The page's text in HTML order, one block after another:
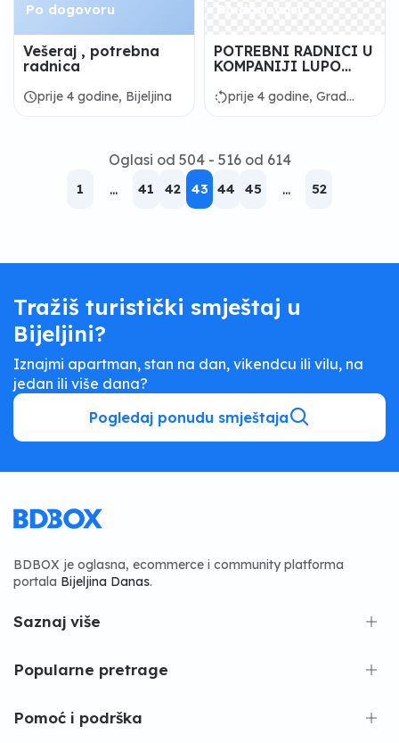
Po dogovoru
Vešeraj , potrebna
radnica
scheduleprije 4 godine, Bijeljina
POTREBNI RADNICI U
KOMPANIJI LUPO
rotate_leftprije 4 godine, Grad
Oglasi od 504 - 516 od 614
1 ... 41 42 43 44 45 ... 52
Tražiš turistički smještaj u
Bijeljini?
Iznajmi apartman, stan na dan, vikendcu ili vilu, na
jedan ili više dana?
Pogledaj ponudu smještaja
BDBOX je oglasna, ecommerce i community platforma
portala Bijeljina Danas.
Saznaj više
Popularne pretrage
Pomoć i podrška